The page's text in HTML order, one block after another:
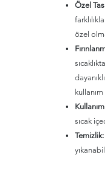
Özel
özel
sıcak
Temizlik: